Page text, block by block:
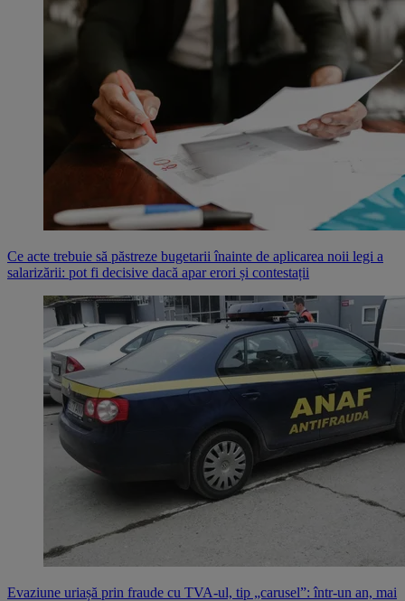
Ce acte trebuie să păstreze bugetarii înainte de aplicarea noii legi a
salarizării: pot fi decisive dacă apar erori și contestații
Evaziune uriașă prin fraude cu TVA-ul, tip „carusel”: într-un an, mai